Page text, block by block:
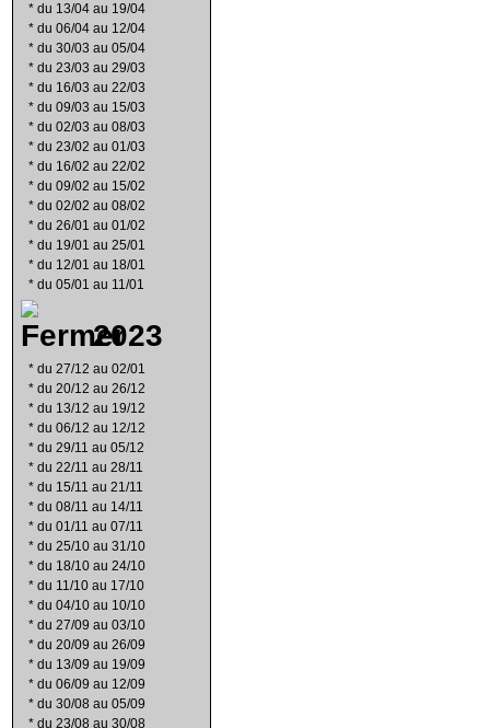
* du 13/04 au 19/04
* du 06/04 au 12/04
* du 30/03 au 05/04
* du 23/03 au 29/03
* du 16/03 au 22/03
* du 09/03 au 15/03
* du 02/03 au 08/03
* du 23/02 au 01/03
* du 16/02 au 22/02
* du 09/02 au 15/02
* du 02/02 au 08/02
* du 26/01 au 01/02
* du 19/01 au 25/01
* du 12/01 au 18/01
* du 05/01 au 11/01
2023
* du 27/12 au 02/01
* du 20/12 au 26/12
* du 13/12 au 19/12
* du 06/12 au 12/12
* du 29/11 au 05/12
* du 22/11 au 28/11
* du 15/11 au 21/11
* du 08/11 au 14/11
* du 01/11 au 07/11
* du 25/10 au 31/10
* du 18/10 au 24/10
* du 11/10 au 17/10
* du 04/10 au 10/10
* du 27/09 au 03/10
* du 20/09 au 26/09
* du 13/09 au 19/09
* du 06/09 au 12/09
* du 30/08 au 05/09
* du 23/08 au 30/08